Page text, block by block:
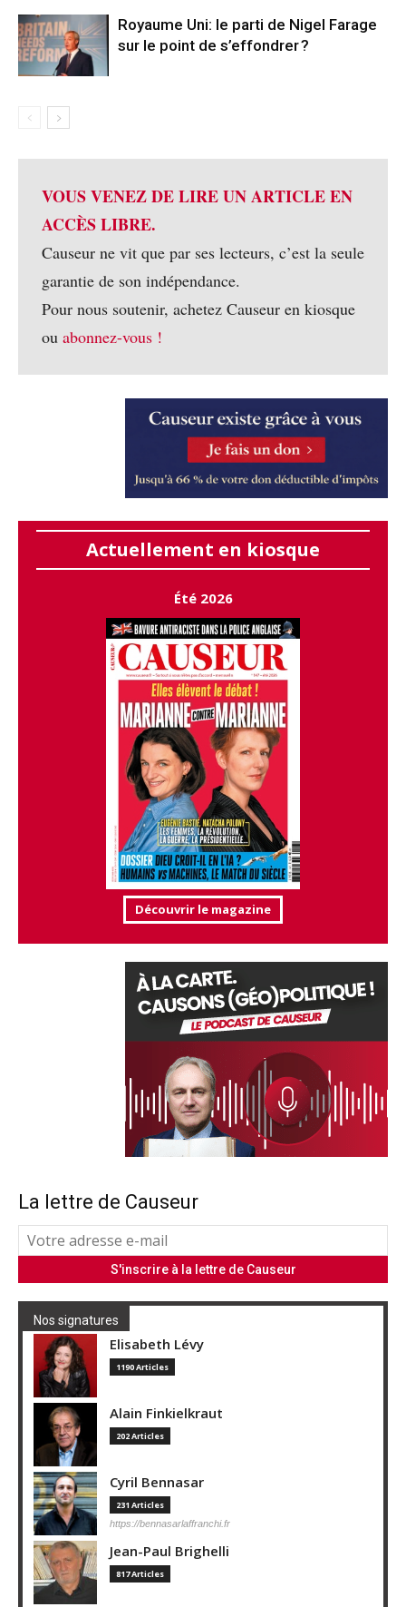
Royaume Uni: le parti de Nigel Farage
sur le point de s’effondrer ?
VOUS VENEZ DE LIRE UN ARTICLE EN
ACCÈS LIBRE.
Causeur ne vit que par ses lecteurs, c’est la seule
garantie de son indépendance.
Pour nous soutenir, achetez Causeur en kiosque
ou abonnez-vous !
Actuellement en kiosque
Été 2026
Découvrir le magazine
La lettre de Causeur
Nos signatures
Elisabeth Lévy
1190 Articles
Alain Finkielkraut
202 Articles
Cyril Bennasar
231 Articles
https://bennasarlaffranchi.fr
Jean-Paul Brighelli
817 Articles